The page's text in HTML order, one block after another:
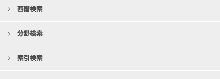
西暦検索
分野検索
索引検索